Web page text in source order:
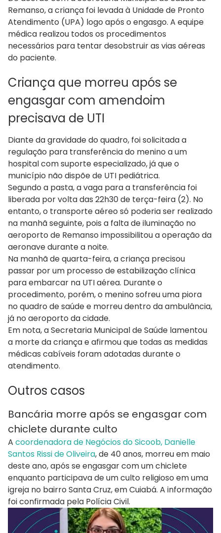
Remanso, a criança foi levada à Unidade de Pronto
Atendimento (UPA) logo após o engasgo. A equipe
médica realizou todos os procedimentos
necessários para tentar desobstruir as vias aéreas
do paciente.
Criança que morreu após se
engasgar com amendoim
precisava de UTI
Diante da gravidade do quadro, foi solicitada a
regulação para transferência do menino a um
hospital com suporte especializado, já que o
município não dispõe de UTI pediátrica.
Segundo a pasta, a vaga para a transferência foi
liberada por volta das 22h30 de terça-feira (2). No
entanto, o transporte aéreo só poderia ser realizado
na manhã seguinte, pois a falta de iluminação no
aeroporto de Remanso impossibilitou a operação da
aeronave durante a noite.
Na manhã de quarta-feira, a criança precisou
passar por um processo de estabilização clínica
para embarcar na UTI aérea. Durante o
procedimento, porém, o menino sofreu uma piora
no quadro de saúde e morreu dentro da ambulância,
já no aeroporto da cidade.
Em nota, a Secretaria Municipal de Saúde lamentou
a morte da criança e afirmou que todas as medidas
médicas cabíveis foram adotadas durante o
atendimento.
Outros casos
Bancária morre após se engasgar com
chiclete durante culto
A coordenadora de Negócios do Sicoob, Danielle
Santos Rissi de Oliveira, de 40 anos, morreu em maio
deste ano, após se engasgar com um chiclete
enquanto participava de um culto religioso em uma
igreja no bairro Santa Cruz, em Cuiabá. A informação
foi confirmada pela Polícia Civil.